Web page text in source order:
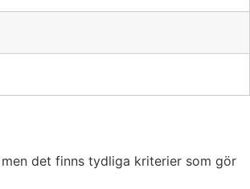
det finns tydliga kriterier som gör